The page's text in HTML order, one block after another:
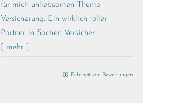
für mich unliebsamen Thema
Versicherung. Ein wirklich toller
Partner in Sachen Versicher...
mehr
Echtheit von Bewertungen